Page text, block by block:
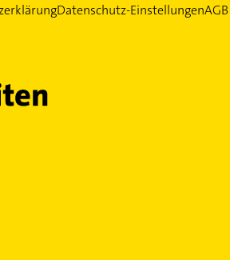
Datenschutz-EinstellungenAGB